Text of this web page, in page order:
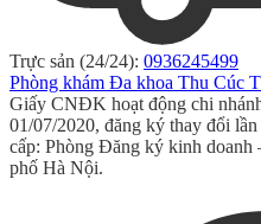
Trực sản (24/24): 0936245499
Phòng khám Đa khoa Thu Cúc
Giấy CNĐK hoạt động chi
01/07/2020, đăng ký thay đổi
cấp: Phòng Đăng ký kinh
phố Hà Nội.